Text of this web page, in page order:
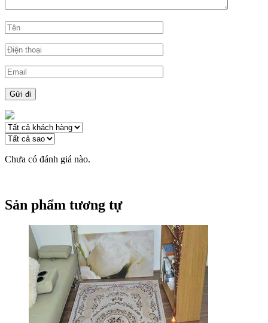
Chưa có đánh giá nào.
Sản phẩm tương tự